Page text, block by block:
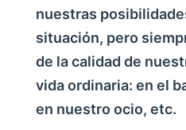
nuestras
situación, pero
de la calidad de
vida ordinaria: en el
en nuestro ocio, etc.